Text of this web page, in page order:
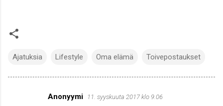
Ajatuksia Lifestyle Oma elämä Toivepostaukset
Anonyymi 11. syyskuuta 2017 klo 9.06